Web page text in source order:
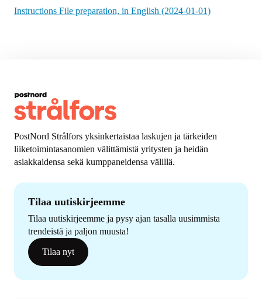
Instructions File preparation, in English (2024-01-01)
PostNord Strålfors yksinkertaistaa laskujen ja tärkeiden
liiketoimintasanomien välittämistä yritysten ja heidän
asiakkaidensa sekä kumppaneidensa välillä.
Tilaa uutiskirjeemme
Tilaa uutiskirjeemme ja pysy ajan tasalla uusimmista
trendeistä ja paljon muusta!
Tilaa nyt